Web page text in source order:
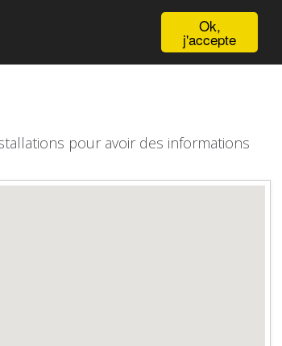
Ok,
j'accepte
pour avoir des informations